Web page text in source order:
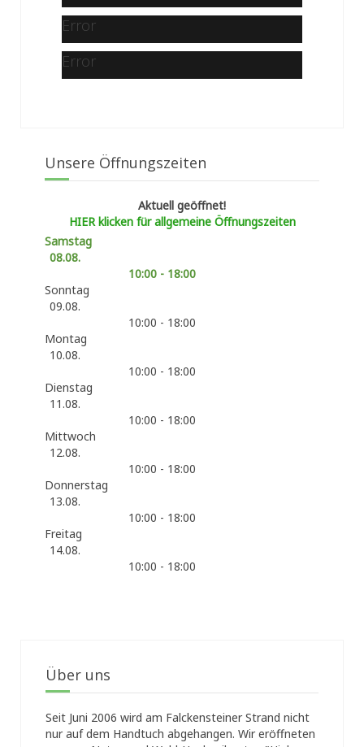
Error
Error
Unsere Öffnungszeiten
Aktuell geöffnet!
HIER klicken für allgemeine Öffnungszeiten
Samstag
08.08.
10:00 - 18:00
Sonntag
09.08.
10:00 - 18:00
Montag
10.08.
10:00 - 18:00
Dienstag
11.08.
10:00 - 18:00
Mittwoch
12.08.
10:00 - 18:00
Donnerstag
13.08.
10:00 - 18:00
Freitag
14.08.
10:00 - 18:00
Über uns
Seit Juni 2006 wird am Falckensteiner Strand nicht
nur auf dem Handtuch abgehangen. Wir eröffneten